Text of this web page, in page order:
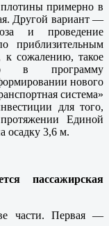
примерно в
Другой вариант —
и проведение
приблизительным
сожалению, такое
в программу
нового
система»
для того,
Единой
осадку 3,6 м.
пассажирская
части. Первая —